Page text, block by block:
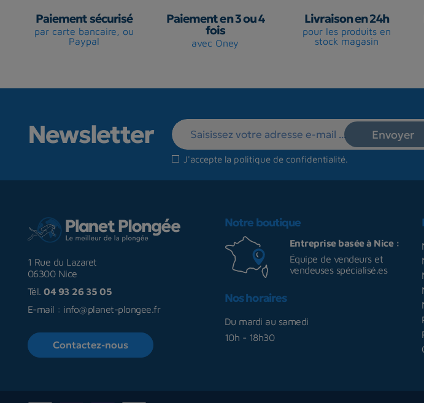
Paiement sécurisé
par carte bancaire, ou
Paypal
Paiement en 3 ou 4
fois
avec Oney
Livraison en 24h
pour les produits en
stock magasin
Newsletter
J'accepte la politique de confidentialité.
1 Rue du Lazaret
06300 Nice
Tél. 04 93 26 35 05
E-mail : info@planet-plongee.fr
Contactez-nous
Notre boutique
Entreprise basée à Nice :
Équipe de vendeurs et
vendeuses spécialisé.es
Nos horaires
Du mardi au samedi
10h - 18h30